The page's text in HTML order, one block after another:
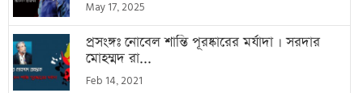
May 17, 2025
প্রসংঙ্গঃ নোবেল শান্তি পূরষ্কারের মর্যাদা । সরদার
মোহম্মদ রা...
Feb 14, 2021